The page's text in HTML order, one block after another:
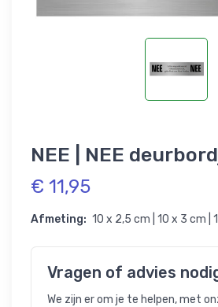
NEE | NEE
€ 11,95
Afmeting: 10 x 2,5 cm | 10 x 3 cm |
Vragen of advies
We zijn er om je te helpen, met